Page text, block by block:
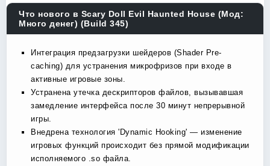
Что нового в Scary Doll Evil Haunted House (Мод:
Много денег) (Build 345)
Интеграция предзагрузки шейдеров (Shader Pre-
caching) для устранения микрофризов при входе в
активные игровые зоны.
Устранена утечка дескрипторов файлов, вызывавшая
замедление интерфейса после 30 минут непрерывной
игры.
Внедрена технология 'Dynamic Hooking' — изменение
игровых функций происходит без прямой модификации
исполняемого .so файла.